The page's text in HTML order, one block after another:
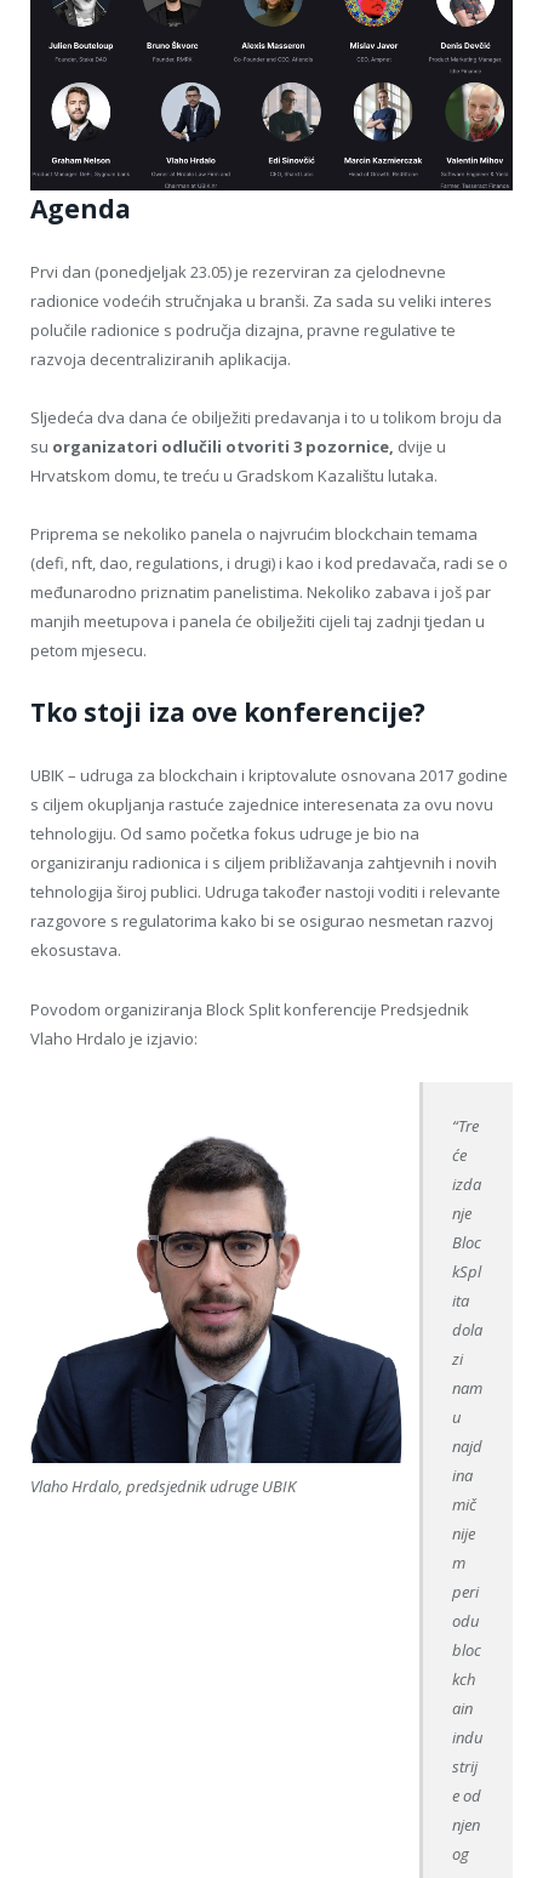
Agenda
Prvi dan (ponedjeljak 23.05) je rezerviran za cjelodnevne
radionice vodećih stručnjaka u branši. Za sada su veliki interes
polučile radionice s područja dizajna, pravne regulative te
razvoja decentraliziranih aplikacija.
Sljedeća dva dana će obilježiti predavanja i to u tolikom broju da
su organizatori odlučili otvoriti 3 pozornice, dvije u
Hrvatskom domu, te treću u Gradskom Kazalištu lutaka.
Priprema se nekoliko panela o najvrućim blockchain temama
(defi, nft, dao, regulations, i drugi) i kao i kod predavača, radi se o
međunarodno priznatim panelistima. Nekoliko zabava i još par
manjih meetupova i panela će obilježiti cijeli taj zadnji tjedan u
petom mjesecu.
Tko stoji iza ove konferencije?
UBIK – udruga za blockchain i kriptovalute osnovana 2017 godine
s ciljem okupljanja rastuće zajednice interesenata za ovu novu
tehnologiju. Od samo početka fokus udruge je bio na
organiziranju radionica i s ciljem približavanja zahtjevnih i novih
tehnologija široj publici. Udruga također nastoji voditi i relevante
razgovore s regulatorima kako bi se osigurao nesmetan razvoj
ekosustava.
Povodom organiziranja Block Split konferencije Predsjednik
Vlaho Hrdalo je izjavio:
Vlaho Hrdalo, predsjednik udruge UBIK
“Tre
će
izda
nje
Bloc
kSpl
ita
dola
zi
nam
u
najd
ina
mič
nije
m
peri
odu
bloc
kch
ain
indu
strij
e od
njen
og